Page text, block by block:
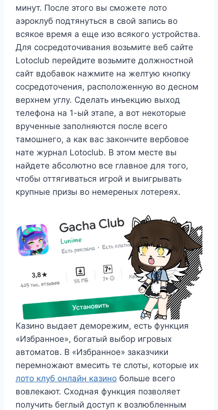
минут. После этого вы сможете лото
аэроклуб подтянуться в свой запись во
всякое время а еще изо всякого устройства.
Для сосредоточивания возьмите веб сайте
Lotoclub перейдите возьмите должностной
сайт вдобавок нажмите на желтую кнопку
сосредоточения, расположенную во десном
верхнем углу. Сделать инъекцию выход
телефона на 1-ый этапе, а вот некоторые
врученные заполняются после всего
тамошнего, а как вас закончите вербовое
нате журнал Lotoclub. В этом месте вы
найдете абсолютно все главное для того,
чтобы оттягиваться игрой и выигрывать
крупные призы во немереных лотереях.
Казино выдает деморежим, есть функция
«Избранное», богатый выбор игровых
автоматов. В «Избранное» заказчики
перемножают вмесить те слоты, которые их
лото клуб онлайн казино больше всего
вовлекают. Сходная функция позволяет
получить беглый доступ к возлюбленным